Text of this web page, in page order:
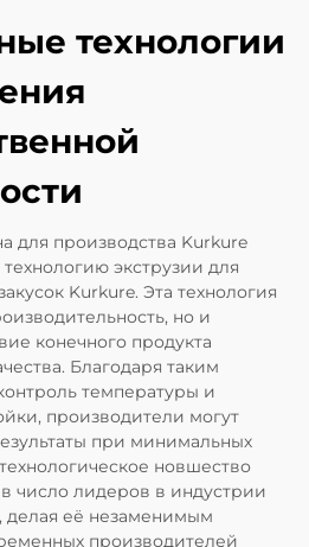
технологии
для производства Kurkure
экструзии для
Kurkure. Эта технология
но и
конечного продукта
Благодаря таким
температуры и
производители могут
при минимальных
новшество
число лидеров в индустрии
её незаменимым
производителей